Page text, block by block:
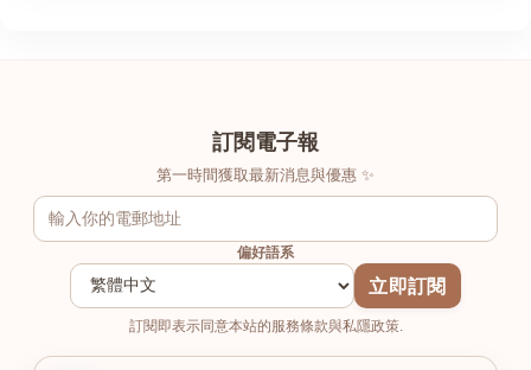
訂閱電子報
第一時間獲取最新消息與優惠 ✨
偏好語系
立即訂閱
訂閱即表示同意本站的服務條款與私隱政策.